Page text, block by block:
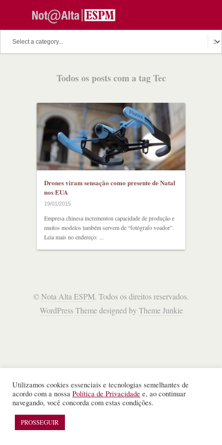
Podcast
Todos os posts com a tag Tec
Drones viram sensação como presente de Natal
nos EUA
19/01/2015
Empresa chinesa incrementou capacidade de produção e
muitos modelos também servem de “fotógrafo voador”.
Leia mais no endereço: ...
©Nota Alta ESPM. Todos os direitos reservados.
WordPress Themedesigned by Theme Junkie
Utilizamos cookies essenciais e tecnologias semelhantes de
acordo com a nossa Política de Privacidade e, ao continuar
navegando, você concorda com estas condições.
PROSSEGUIR